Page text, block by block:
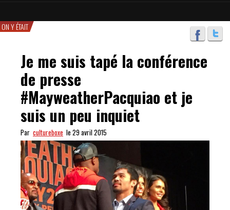
ON Y ÉTAIT
Je me suis tapé la conférence
de presse
#MayweatherPacquiao et je
suis un peu inquiet
Par cultureboxe le 29 avril 2015